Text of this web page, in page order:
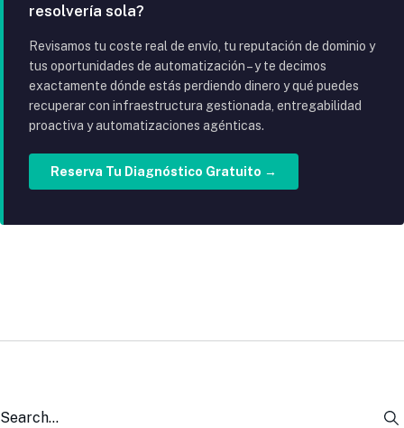
resolvería sola?
Revisamos tu coste real de envío, tu reputación de dominio y
tus oportunidades de automatización – y te decimos
exactamente dónde estás perdiendo dinero y qué puedes
recuperar con infraestructura gestionada, entregabilidad
proactiva y automatizaciones agénticas.
Reserva Tu Diagnóstico Gratuito →